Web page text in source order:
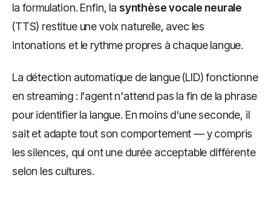
la formulation. Enfin, la synthèse vocale neurale
(TTS) restitue une voix naturelle, avec les
intonations et le rythme propres à chaque langue.
La détection automatique de langue (LID) fonctionne
en streaming : l'agent n'attend pas la fin de la phrase
pour identifier la langue. En moins d'une seconde, il
sait et adapte tout son comportement — y compris
les silences, qui ont une durée acceptable différente
selon les cultures.